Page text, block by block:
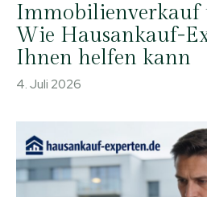
Immobilienverkauf
Wie Hausankauf-
Ihnen helfen kann
4. Juli 2026